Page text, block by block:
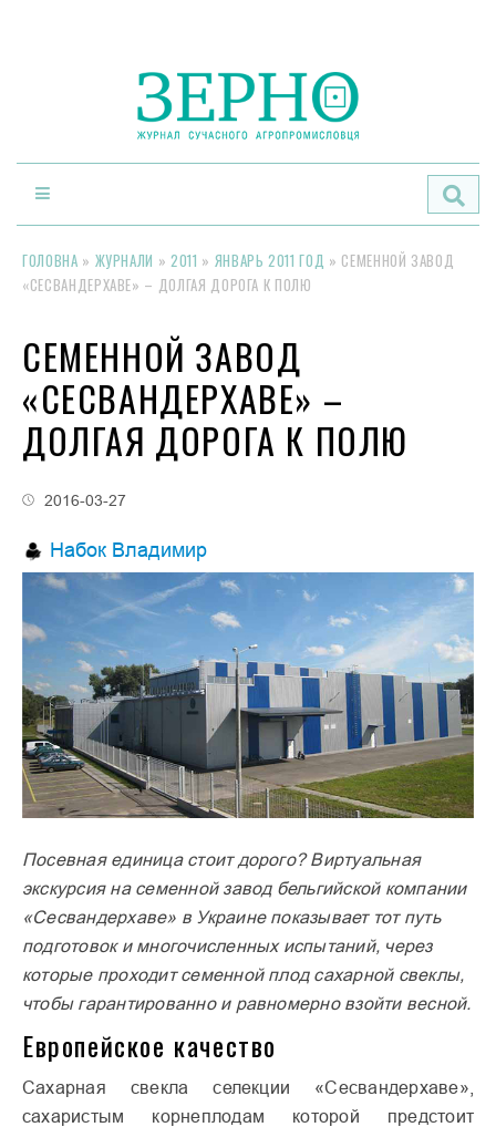
ГОЛОВНА » ЖУРНАЛИ »2011 » ЯНВАРЬ 2011 ГОД » CЕМЕННОЙ ЗАВОД
«СЕСВАНДЕРХАВЕ» – ДОЛГАЯ ДОРОГА К ПОЛЮ
CЕМЕННОЙ ЗАВОД
«СЕСВАНДЕРХАВЕ» –
ДОЛГАЯ ДОРОГА К ПОЛЮ
2016-03-27
Набок Владимир
Посевная единица стoит дорого? Виртуальная
экскурсия на семенной завод бельгийской компании
«Сесвандерхаве» в Украине показывает тот путь
подготовок и многочисленных испытаний, через
которые проходит семенной плод сахарной свеклы,
чтобы гарантированно и равномерно взойти весной.
Европейское качество
Сахарная свекла селекции «Сесвандерхаве»,
сахаристым корнеплодам которой предстоит